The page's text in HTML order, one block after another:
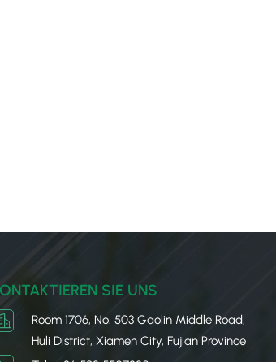
SIE UNS
Room 1706, No. 503 Gaolin Middle Road,
Huli District, Xiamen City, Fujian Province